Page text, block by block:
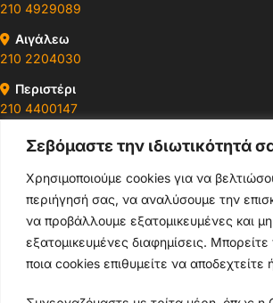
Σεβόμαστε την ιδιωτικότητά
Χρησιμοποιούμε cookies για να
περιήγησή σας, να αναλύσουμε την
να προβάλλουμε εξατομικευμένες και μη
εξατομικευμένες διαφημίσεις. Μπορείτε
ποια cookies επιθυμείτε να
210 4929089
Αιγάλεω
210 2204030
Περιστέρι
210 4400147
Ωράρια & Διευθύνσεις →
210 4929089
Κεντρικό τηλέφωνο
info@thikishop.gr